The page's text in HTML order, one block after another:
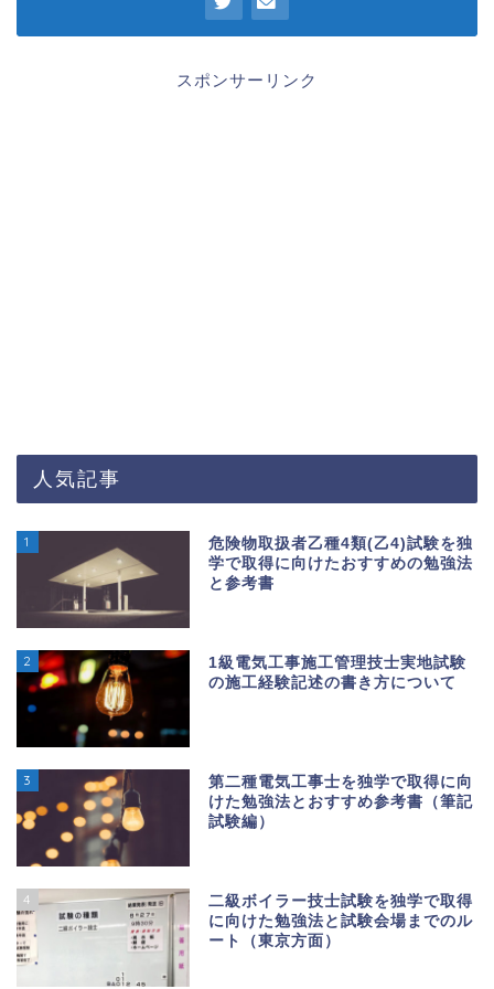
スポンサーリンク
人気記事
1
危険物取扱者乙種4類(乙4)試験を独
学で取得に向けたおすすめの勉強法
と参考書
2
1級電気工事施工管理技士実地試験
の施工経験記述の書き方について
3
第二種電気工事士を独学で取得に向
けた勉強法とおすすめ参考書（筆記
試験編）
4
二級ボイラー技士試験を独学で取得
に向けた勉強法と試験会場までのル
ート（東京方面）